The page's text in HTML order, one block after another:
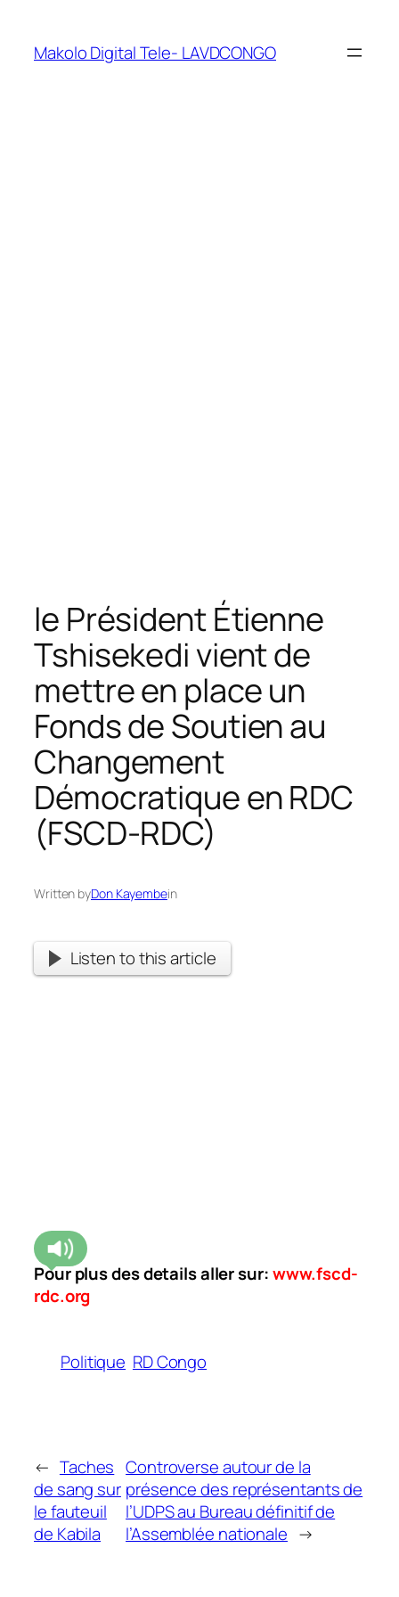
Makolo Digital Tele- LAVDCONGO
le Président Étienne
Tshisekedi vient de
mettre en place un
Fonds de Soutien au
Changement
Démocratique en RDC
(FSCD-RDC)
Written byDon Kayembein
Listen to this article
Pour plus des details aller sur:www.fscd-
rdc.org
Politique RD Congo
← Taches
de sang sur
le fauteuil
de Kabila
Controverse autour de la
présence des représentants de
l’UDPS au Bureau définitif de
l’Assemblée nationale →